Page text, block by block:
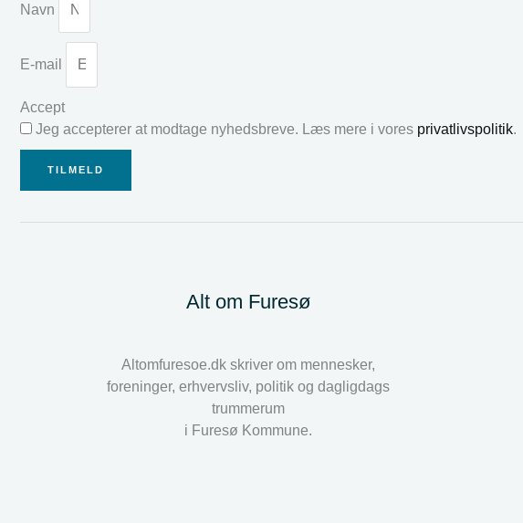
Navn
E-mail
Accept
Jeg accepterer at modtage nyhedsbreve. Læs mere i vores privatlivspolitik.
TILMELD
Alt om Furesø
Altomfuresoe.dk skriver om mennesker,
foreninger, erhvervsliv, politik og dagligdags
trummerum
i Furesø Kommune.